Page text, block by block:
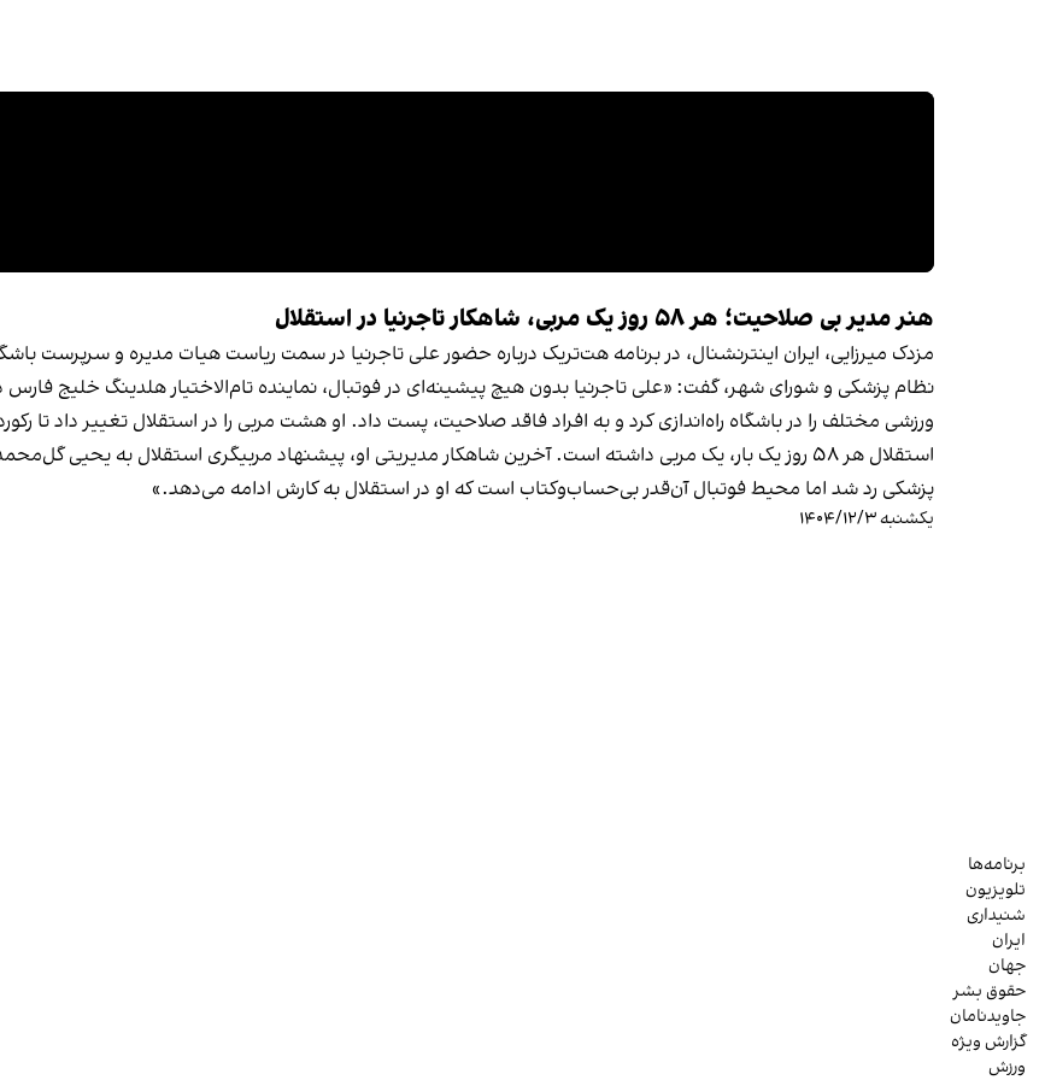
هنر مدیر بی صلاحیت؛ هر ۵۸ روز یک مربی، شاهکار تاجرنیا در استقلال
مزدک میرزایی، ایران اینترنشنال، در برنامه هت‌تریک درباره حضور علی تاجرنیا در سمت ریاست هیات مدیره و سرپرست
نظام پزشکی و شورای شهر، گفت: «علی تاجرنیا بدون هیچ پیشینه‌ای در فوتبال، نماینده تام‌الاختیار هلدینگ خلیج
ورزشی مختلف را در باشگاه راه‌اندازی کرد و به افراد فاقد صلاحیت، پست داد. او هشت مربی را در استقلال تغییر داد تا
استقلال هر ۵۸ روز یک بار، یک مربی داشته است. آخرین شاهکار مدیریتی او، پیشنهاد مربیگری استقلال به
پزشکی رد شد اما محیط فوتبال آن‌قدر بی‌حساب‌وکتاب است که او در استقلال به کارش ادامه می‌دهد.»
یکشنبه ۱۴۰۴/۱۲/۳
برنامه‌ها
تلویزیون
شنیداری
ایران
جهان
حقوق بشر
جاویدنامان
گزارش ویژه
ورزش